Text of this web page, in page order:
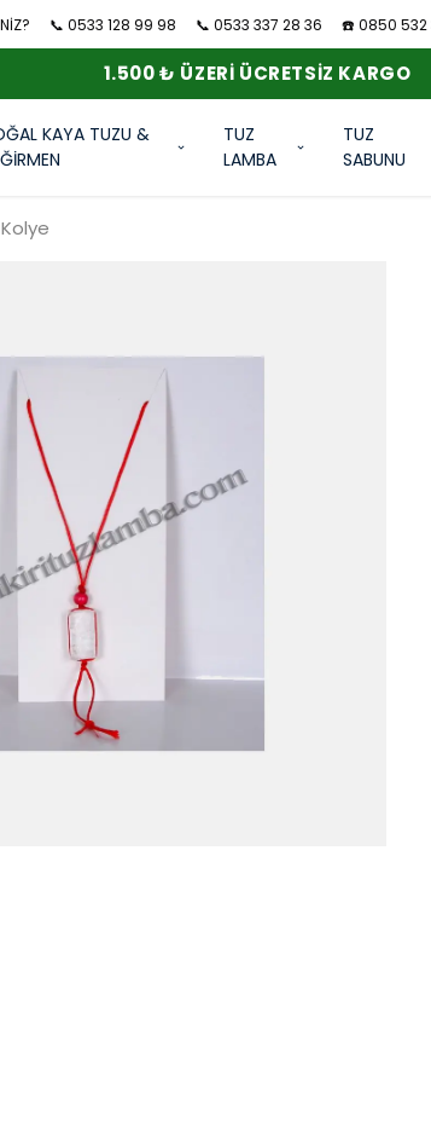
📞 0533 128 99 98 📞 0533 337 28 36 ☎️ 0850 532
1.500 ₺ ÜZERI ÜCRETSIZ KARGO
KAYA TUZU &
TUZ
LAMBA
TUZ
SABUNU
Kolye